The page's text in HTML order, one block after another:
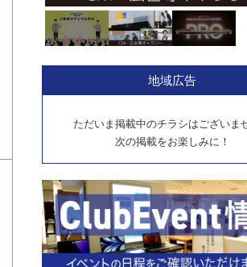
地域広告
ただいま掲載中のチラシはございま
次の掲載をお楽しみに！